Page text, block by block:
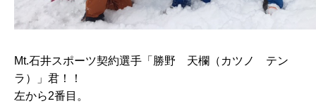
Mt.石井スポーツ契約選手「勝野 天欄（カツノ テン
ラ）」君！！
左から2番目。